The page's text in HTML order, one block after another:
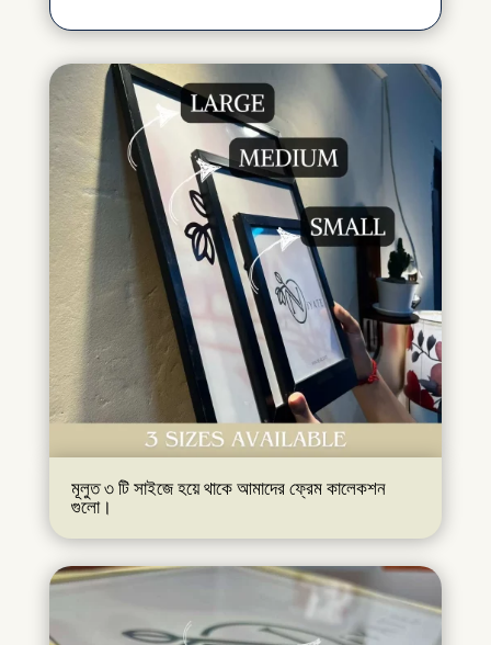
মূলুত ৩ টি সাইজে হয়ে থাকে আমাদের ফ্রেম কালেকশন
গুলো।